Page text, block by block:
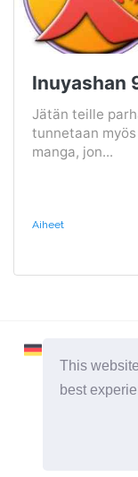
This
best
Inuyashan
Jätän teille
tunnetaan
manga, jon...
Aiheet